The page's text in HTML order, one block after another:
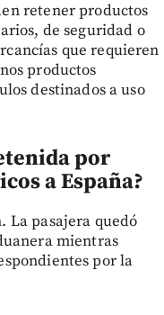
retener productos
de seguridad o
que requieren
productos
destinados a uso
por
a España?
La pasajera quedó
mientras
por la